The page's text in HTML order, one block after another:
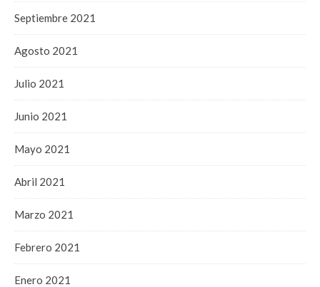
Septiembre 2021
Agosto 2021
Julio 2021
Junio 2021
Mayo 2021
Abril 2021
Marzo 2021
Febrero 2021
Enero 2021